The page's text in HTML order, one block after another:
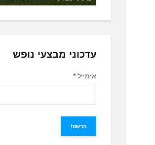
עדכוני מבצעי נופש
אימייל*